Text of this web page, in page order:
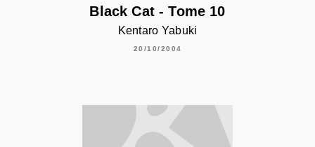
Black Cat - Tome 10
Kentaro Yabuki
20/10/2004